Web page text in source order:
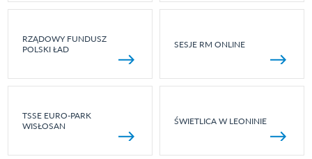
RZĄDOWY FUNDUSZ
POLSKI ŁAD
SESJE RM ONLINE
TSSE EURO-PARK
WISŁOSAN
ŚWIETLICA W LEONINIE